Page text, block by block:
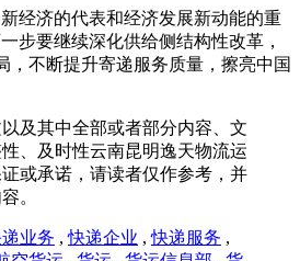
经济的代表和经济发展新动能的重
步要继续深化供给侧结构性改革，
，不断提升寄递服务质量，擦亮中国
及其中全部或者部分内容、文
、及时性云南昆明逸天物流运
或承诺，请读者仅作参考，并
。
业务 ,快递企业 ,快递服务 ,